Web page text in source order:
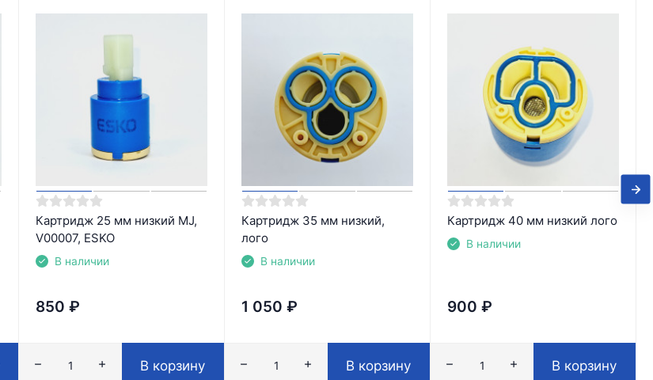
Картридж 25 мм низкий MJ,
V00007, ESKO
В наличии
850 ₽
В корзину
Картридж 35 мм низкий,
лого
В наличии
1 050 ₽
В корзину
Картридж 40 мм низкий лого
В наличии
900 ₽
В корзину